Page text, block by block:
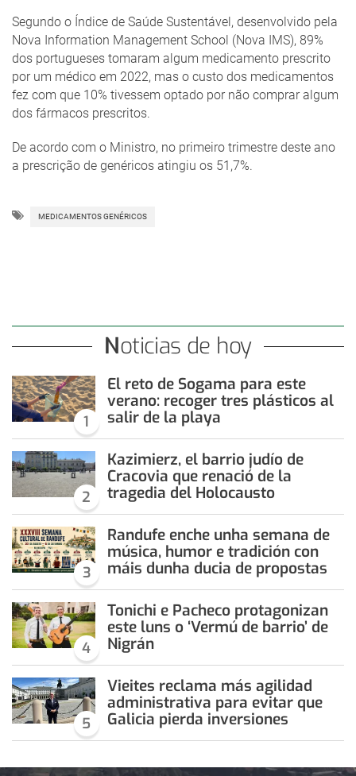
Segundo o Índice de Saúde Sustentável, desenvolvido pela
Nova Information Management School (Nova IMS), 89%
dos portugueses tomaram algum medicamento prescrito
por um médico em 2022, mas o custo dos medicamentos
fez com que 10% tivessem optado por não comprar algum
dos fármacos prescritos.
De acordo com o Ministro, no primeiro trimestre deste ano
a prescrição de genéricos atingiu os 51,7%.
MEDICAMENTOS GENÉRICOS
Noticias de hoy
1
El reto de Sogama para este
verano: recoger tres plásticos al
salir de la playa
2
Kazimierz, el barrio judío de
Cracovia que renació de la
tragedia del Holocausto
3
Randufe enche unha semana de
música, humor e tradición con
máis dunha ducia de propostas
4
Tonichi e Pacheco protagonizan
este luns o ‘Vermú de barrio’ de
Nigrán
5
Vieites reclama más agilidad
administrativa para evitar que
Galicia pierda inversiones